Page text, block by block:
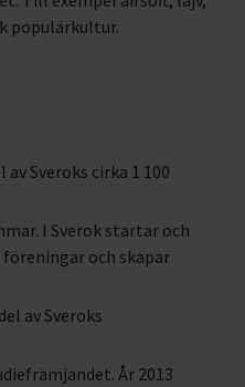
populärkultur.
Sveroks cirka 1 100
I Sverok startar och
och skapar
av Sveroks
År 2013